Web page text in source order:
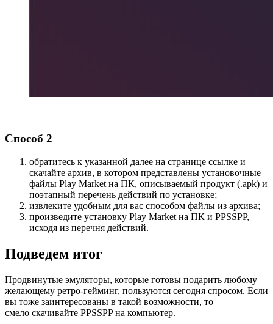
Способ 2
обратитесь к указанной далее на странице ссылке и
скачайте архив, в котором представлены установочные
файлы Play Market на ПК, описываемый продукт (.apk) и
поэтапный перечень действий по установке;
извлеките удобным для вас способом файлы из архива;
произведите установку Play Market на ПК и PPSSPP,
исходя из перечня действий.
Подведем итог
Продвинутые эмуляторы, которые готовы подарить любому
желающему ретро-гейминг, пользуются сегодня спросом. Если
вы тоже заинтересованы в такой возможности, то
смело скачивайте PPSSPP на компьютер.